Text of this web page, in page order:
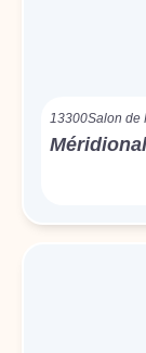
13300Salon de